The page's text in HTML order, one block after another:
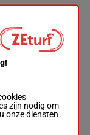
zijn nodig om
onze diensten